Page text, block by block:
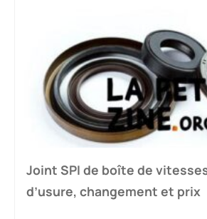
Joint SPI de boîte de
d’usure, changement et prix